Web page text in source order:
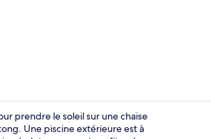
prendre le soleil sur une chaise
Une piscine extérieure est à